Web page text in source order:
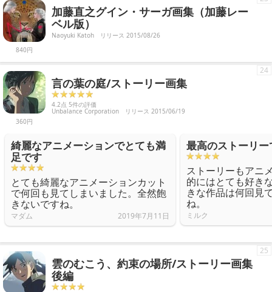
840円
加藤直之グイン・サーガ画集（加藤レー
ベル版）
Naoyuki Katoh リリース 2015/08/26
360円
言の葉の庭/ストーリー画集
4.2点 5件の評価
Unbalance Corporation リリース 2015/06/19
24
綺麗なアニメーションでとても満
足です
とても綺麗なアニメーションカット
で何回も見てしまいました。全然飽
きないですね。
マダム 2019年7月11日
最高のストーリー
ストーリーもアニ
的にはとても好き
きな作品は何回見
ね。
ミルク
雲のむこう、約束の場所/ストーリー画集
後編
25